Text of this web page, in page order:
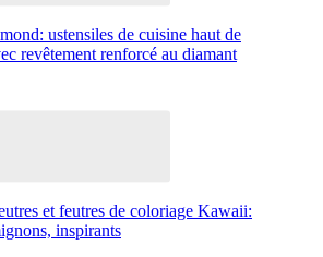
ustensiles de cuisine haut de
revêtement renforcé au diamant
et feutres de coloriage Kawaii:
inspirants